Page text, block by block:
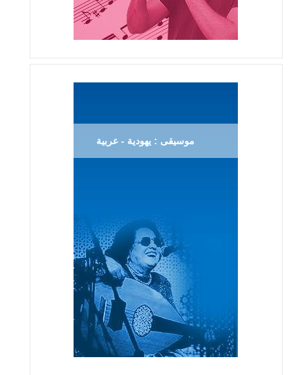
موسيقى : يهودية - عربية